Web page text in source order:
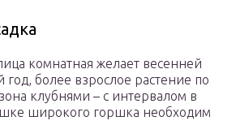
комнатная желает весенней
более взрослое растение по
клубнями – с интервалом в
широкого горшка необходим